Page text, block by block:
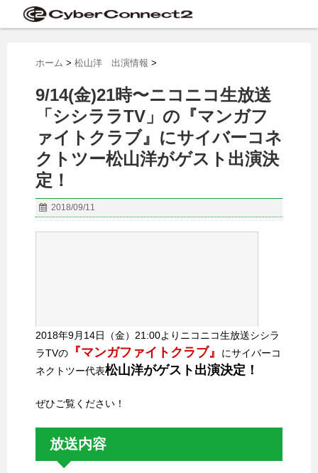
ホーム > 松山洋 出演情報 >
9/14(金)21時〜ニコニコ生放送
「シシララTV」の『マンガフ
ァイトクラブ』にサイバーコネ
クトツー松山洋がゲスト出演決
定！
2018/09/11
2018年9月14日（金）21:00よりニコニコ生放送シシラ
ラTVの
『マンガファイトクラブ』
にサイバーコ
ネクトツー代表松山洋がゲスト出演決定！
ぜひご覧ください！
放送内容